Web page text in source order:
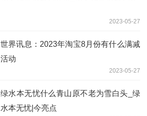
2023-05-27
世界讯息：2023年淘宝8月份有什么满减
活动
2023-05-27
绿水本无忧什么青山原不老为雪白头_绿
水本无忧|今亮点